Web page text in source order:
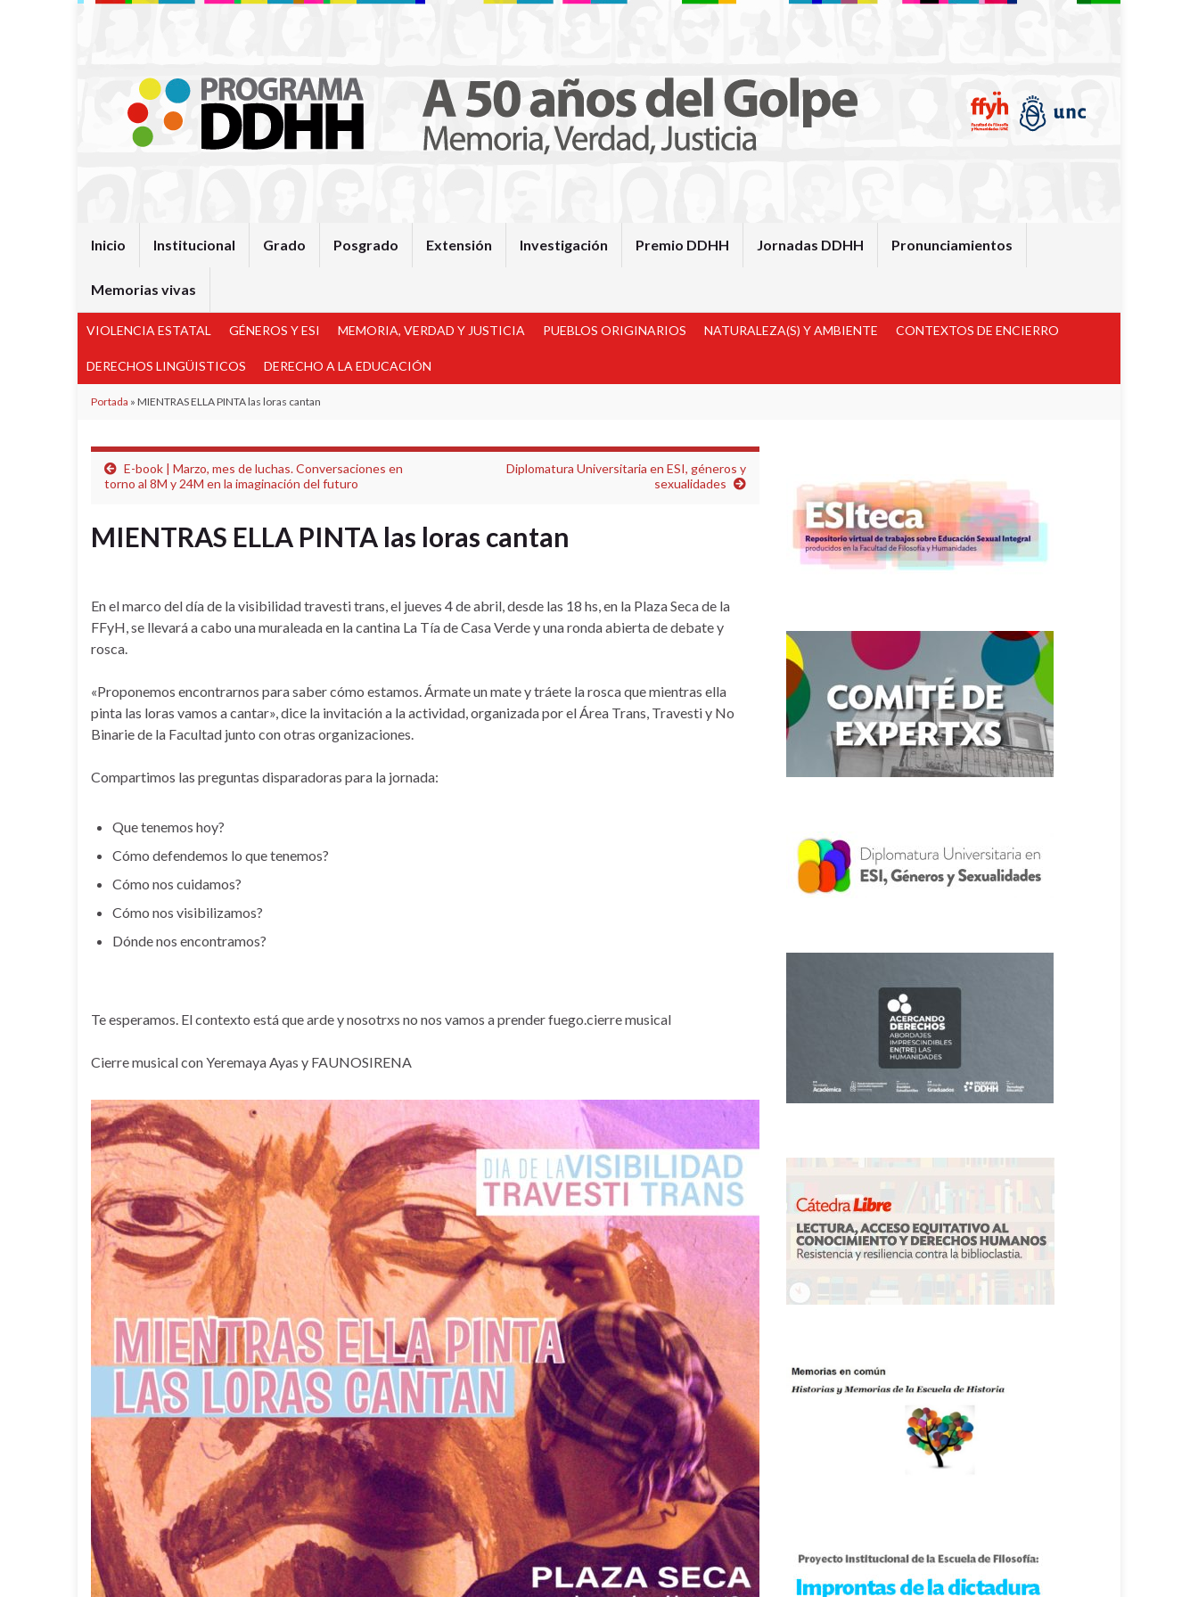
Inicio Institucional Grado Posgrado Extensión Investigación Premio DDHH Jornadas DDHH Pronunciamientos
Memorias vivas
VIOLENCIA ESTATAL GÉNEROS Y ESI MEMORIA, VERDAD Y JUSTICIA PUEBLOS ORIGINARIOS NATURALEZA(S) Y AMBIENTE CONTEXTOS DE ENCIERRO
DERECHOS LINGÜISTICOS DERECHO A LA EDUCACIÓN
Portada » MIENTRAS ELLA PINTA las loras cantan
E-book | Marzo, mes de luchas. Conversaciones en
torno al 8M y 24M en la imaginación del futuro
Diplomatura Universitaria en ESI, géneros y
sexualidades
MIENTRAS ELLA PINTA las loras cantan
En el marco del día de la visibilidad travesti trans, el jueves 4 de abril, desde las 18 hs, en la Plaza Seca de la
FFyH, se llevará a cabo una muraleada en la cantina La Tía de Casa Verde y una ronda abierta de debate y
rosca.
«Proponemos encontrarnos para saber cómo estamos. Ármate un mate y tráete la rosca que mientras ella
pinta las loras vamos a cantar», dice la invitación a la actividad, organizada por el Área Trans, Travesti y No
Binarie de la Facultad junto con otras organizaciones.
Compartimos las preguntas disparadoras para la jornada:
Que tenemos hoy?
Cómo defendemos lo que tenemos?
Cómo nos cuidamos?
Cómo nos visibilizamos?
Dónde nos encontramos?
Te esperamos. El contexto está que arde y nosotrxs no nos vamos a prender fuego.cierre musical
Cierre musical con Yeremaya Ayas y FAUNOSIRENA